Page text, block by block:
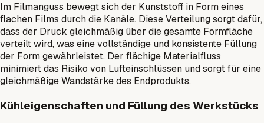
Im Filmanguss bewegt sich der Kunststoff in Form eines
flachen Films durch die Kanäle. Diese Verteilung sorgt dafür,
dass der Druck gleichmäßig über die gesamte Formfläche
verteilt wird, was eine vollständige und konsistente Füllung
der Form gewährleistet. Der flächige Materialfluss
minimiert das Risiko von Lufteinschlüssen und sorgt für eine
gleichmäßige Wandstärke des Endprodukts.
Kühleigenschaften und Füllung des Werkstücks